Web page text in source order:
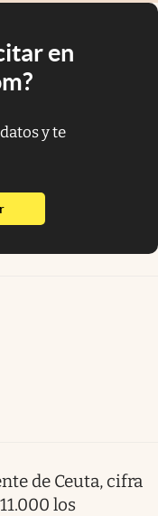
en
y te
abre en nueva pestaña
de Ceuta, cifra
los